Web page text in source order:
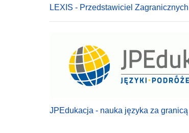
LEXIS - Przedstawiciel
JPEdukacja - nauka języka za granicą